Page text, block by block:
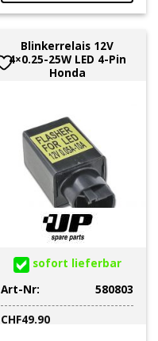
Blinkerrelais 12V
4×0.25-25W LED 4-Pin
Honda
sofort lieferbar
Art-Nr:
580803
CHF49.90